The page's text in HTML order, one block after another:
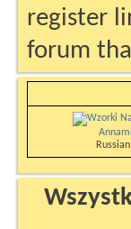
register
forum